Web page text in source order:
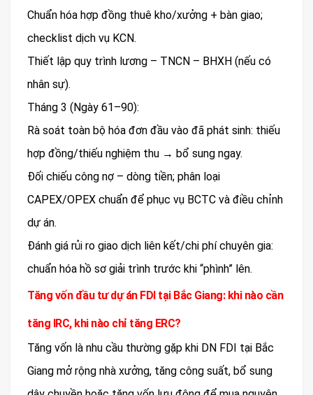
Chuẩn hóa hợp đồng thuê kho/xưởng + bàn giao;
checklist dịch vụ KCN.
Thiết lập quy trình lương – TNCN – BHXH (nếu có
nhân sự).
Tháng 3 (Ngày 61–90):
Rà soát toàn bộ hóa đơn đầu vào đã phát sinh: thiếu
hợp đồng/thiếu nghiệm thu → bổ sung ngay.
Đối chiếu công nợ – dòng tiền; phân loại
CAPEX/OPEX chuẩn để phục vụ BCTC và điều chỉnh
dự án.
Đánh giá rủi ro giao dịch liên kết/chi phí chuyên gia:
chuẩn hóa hồ sơ giải trình trước khi “phình” lên.
Tăng vốn đầu tư dự án FDI tại Bắc Giang: khi nào cần
tăng IRC, khi nào chỉ tăng ERC?
Tăng vốn là nhu cầu thường gặp khi DN FDI tại Bắc
Giang mở rộng nhà xưởng, tăng công suất, bổ sung